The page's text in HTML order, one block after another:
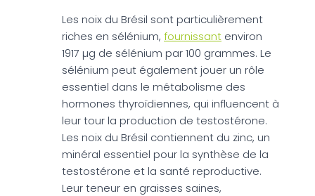
Les noix du Brésil sont particulièrement
riches en sélénium, fournissant environ
1917 µg de sélénium par 100 grammes. Le
sélénium peut également jouer un rôle
essentiel dans le métabolisme des
hormones thyroïdiennes, qui influencent à
leur tour la production de testostérone.
Les noix du Brésil contiennent du zinc, un
minéral essentiel pour la synthèse de la
testostérone et la santé reproductive.
Leur teneur en graisses saines,